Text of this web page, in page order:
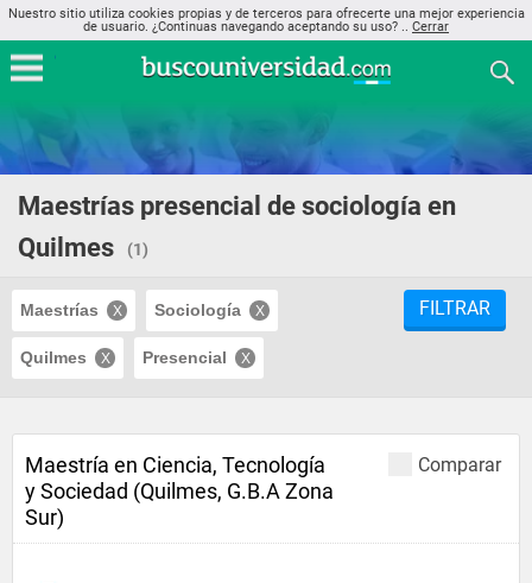
Nuestro sitio utiliza cookies propias y de terceros para ofrecerte una mejor experiencia
de usuario. ¿Continuas navegando aceptando su uso? .. Cerrar
Maestrías presencial de sociología en
Quilmes
(1)
Maestrías Sociología
Quilmes Presencial
FILTRAR
Comparar
Maestría en Ciencia, Tecnología
y Sociedad (Quilmes, G.B.A Zona
Sur)